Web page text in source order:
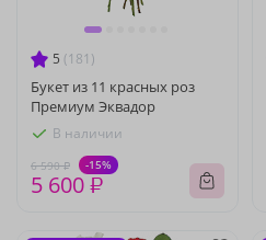
5 (181)
Букет из 11 красных роз
Премиум Эквадор
В наличии
6 590 ₽ -15%
5 600 ₽